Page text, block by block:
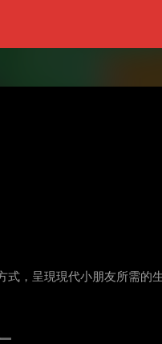
，呈現現代小朋友所需